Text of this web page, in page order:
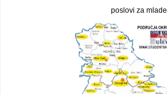
poslovi za mlade